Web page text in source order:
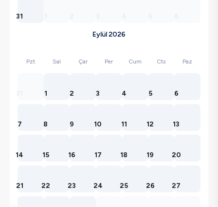
31
Eylül 2026
Pzt Sal Çar Per Cum Cts Paz
1 2 3 4 5 6
7 8 9 10 11 12 13
14 15 16 17 18 19 20
21 22 23 24 25 26 27